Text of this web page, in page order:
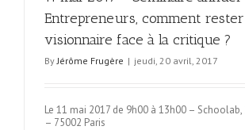
Entrepreneurs, comment rester
visionnaire face à la critique ?
ByJérôme Frugère | jeudi, 20 avril, 2017
Le 11 mai 2017 de 9h00 à 13h00 –
– 75002 Paris